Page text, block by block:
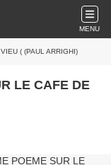
MENU
( (PAUL ARRIGHI)
LE CAFE DE